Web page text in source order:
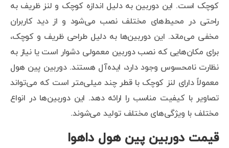
کوچک است. این دوربین به دلیل اندازه کوچک و لنز ظریف به
راحتی در محیط‌های مختلف نصب می‌شود و از دید کاربران
مخفی می‌ماند. این دوربین‌ها به دلیل طراحی ظریف و کوچک،
برای مکان‌هایی که نصب دوربین معمولی دشوار است یا نیاز به
نظارت نامحسوس وجود دارد، ایده‌آل هستند. دوربین پین هول
معمولاً دارای لنز کوچک با قطر چند میلی‌متر است که می‌تواند
تصاویر با کیفیت مناسب را ارائه دهد. این دوربین‌ها در انواع
مختلف با ویژگی‌های مختلف تولید می‌شوند.
قیمت دوربین پین هول داهوا